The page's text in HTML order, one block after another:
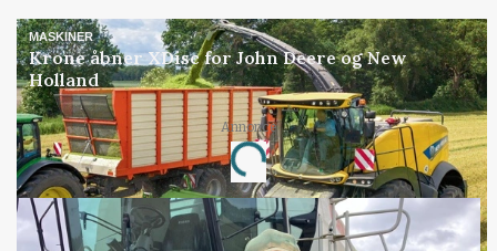
MASKINER
Krone åbner XDisc for John Deere og New
Holland
Annonce
Loading...